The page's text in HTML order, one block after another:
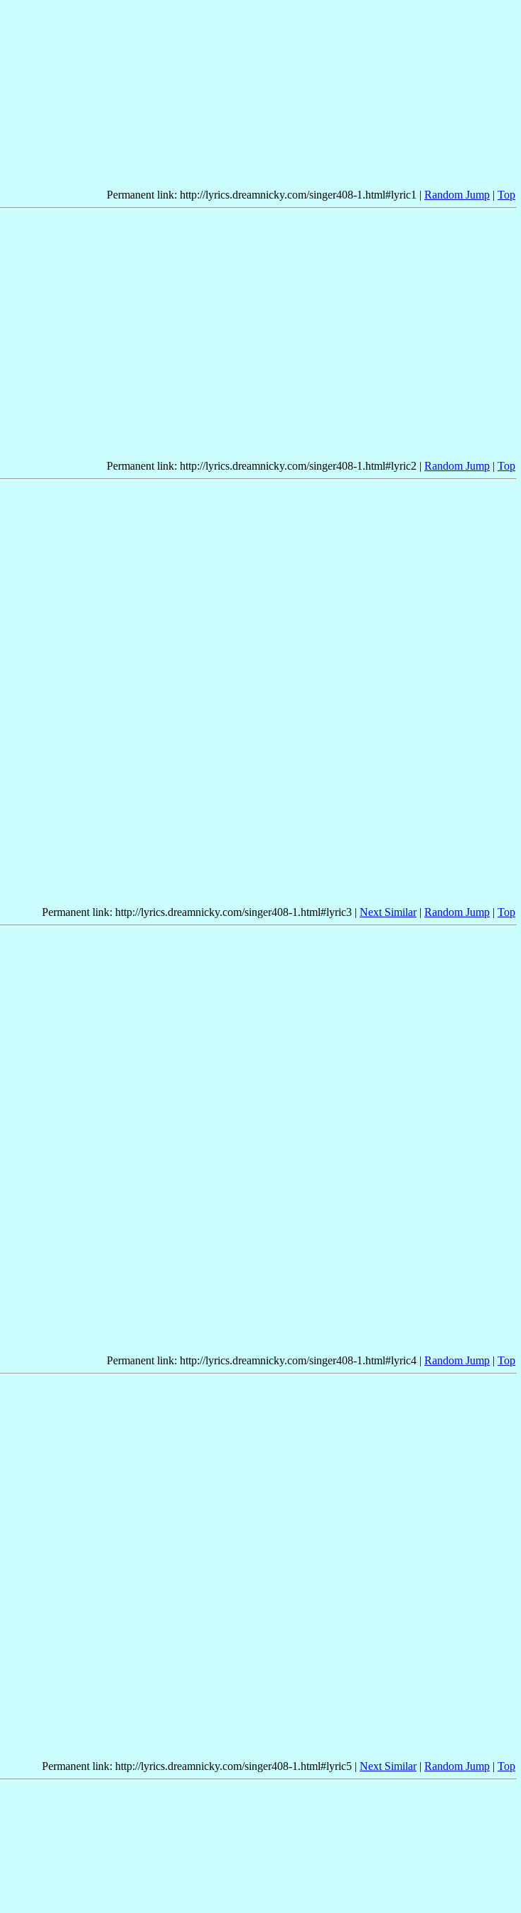
Permanent link: http://lyrics.dreamnicky.com/singer408-1.html#lyric1 | Random Jump | Top
Permanent link: http://lyrics.dreamnicky.com/singer408-1.html#lyric2 | Random Jump | Top
Permanent link: http://lyrics.dreamnicky.com/singer408-1.html#lyric3 | Next Similar| Random Jump | Top
Permanent link: http://lyrics.dreamnicky.com/singer408-1.html#lyric4 | Random Jump | Top
Permanent link: http://lyrics.dreamnicky.com/singer408-1.html#lyric5 | Next Similar| Random Jump | Top